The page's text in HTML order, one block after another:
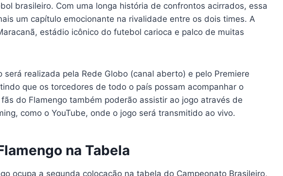
brasileiro. Com uma longa história de confrontos acirrados, essa
um capítulo emocionante na rivalidade entre os dois times. A
estádio icônico do futebol carioca e palco de muitas
será realizada pela Rede Globo (canal aberto) e pelo Premiere
que os torcedores de todo o país possam acompanhar o
do Flamengo também poderão assistir ao jogo através de
como o YouTube, onde o jogo será transmitido ao vivo.
na Tabela
ocupa a segunda colocação na tabela do Campeonato Brasileiro,